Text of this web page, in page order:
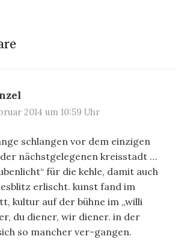
2014 um 10:59 Uhr
schlangen vor dem einzigen
nächstgelegenen kreisstadt …
für die kehle, damit auch
erlischt. kunst fand im
kultur auf der bühne im „willi
du diener, wir diener. in der
so mancher ver-gangen.